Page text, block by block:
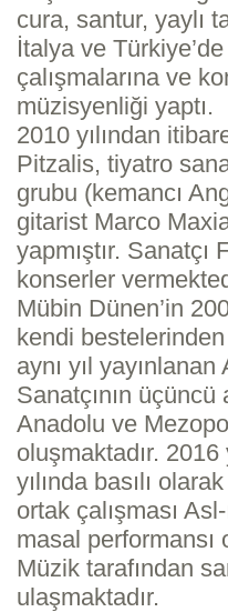
cura, santur, yaylı
İtalya ve
çalışmalarına ve
müzisyenliği yaptı.
2010 yılından
Pitzalis, tiyatro
grubu (kemancı
gitarist Marco
yapmıştır.
konserler
Mübin Dünen’in
kendi
aynı yıl
Sanatçının
Anadolu ve
oluşmaktadır.
yılında basılı
ortak çalışması
masal
Müzik tarafından
ulaşmaktadır.